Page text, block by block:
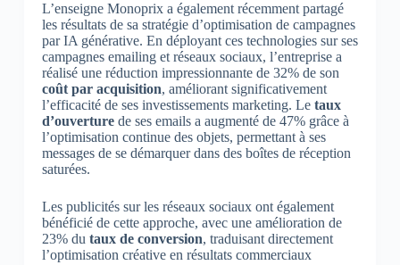
L’enseigne Monoprix a également récemment partagé
les résultats de sa stratégie d’optimisation de campagnes
par IA générative. En déployant ces technologies sur ses
campagnes emailing et réseaux sociaux, l’entreprise a
réalisé une réduction impressionnante de 32% de son
coût par acquisition, améliorant significativement
l’efficacité de ses investissements marketing. Le taux
d’ouverturede ses emails a augmenté de 47% grâce à
l’optimisation continue des objets, permettant à ses
messages de se démarquer dans des boîtes de réception
saturées.
Les publicités sur les réseaux sociaux ont également
bénéficié de cette approche, avec une amélioration de
23% du taux de conversion, traduisant directement
l’optimisation créative en résultats commerciaux